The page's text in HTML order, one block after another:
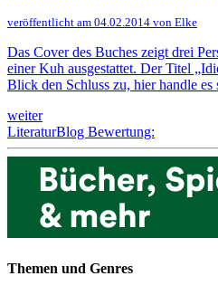
veröffentlicht am 04.02.2014 von Elke
Das Cover des Buches zeigt drei
einer Kuh ausgestattet. Der Titel
Blick den Schluss zu, hier handle es
weiter
LiteraturBlog Bewertung:
Themen und Genres